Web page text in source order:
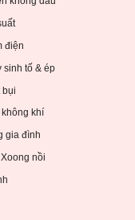
điện
sinh tố & ép
bụi
không khí
gia đình
nồi